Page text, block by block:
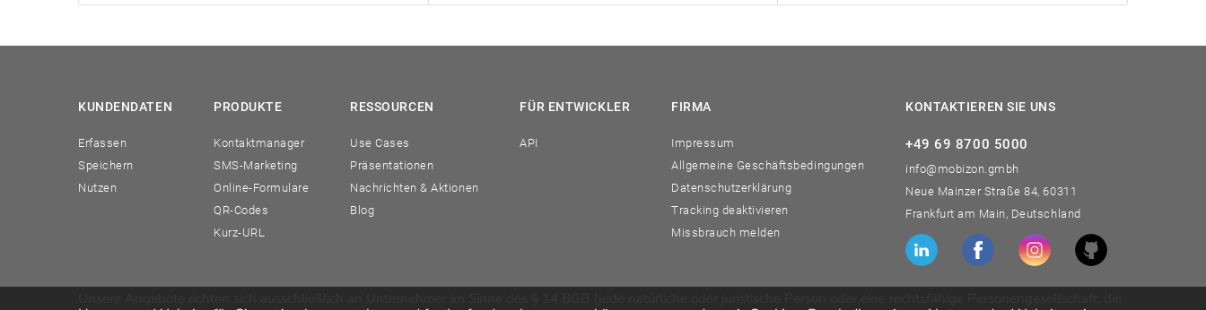
KUNDENDATEN
Erfassen
Speichern
Nutzen
PRODUKTE
Kontaktmanager
SMS-Marketing
Online-Formulare
QR-Codes
Kurz-URL
RESSOURCEN
Use Cases
Präsentationen
Nachrichten & Aktionen
Blog
FÜR ENTWICKLER
API
FIRMA
Impressum
Allgemeine Geschäftsbedingungen
Datenschutzerklärung
Tracking deaktivieren
Missbrauch melden
KONTAKTIEREN SIE UNS
+49 69 8700 5000
info@mobizon.gmbh
Neue Mainzer Straße 84, 60311
Frankfurt am Main, Deutschland